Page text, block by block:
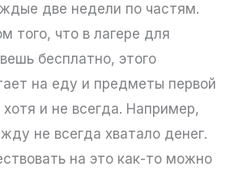
две недели по частям.
того, что в лагере для
бесплатно, этого
на еду и предметы первой
и не всегда. Например,
не всегда хватало денег.
на это как-то можно